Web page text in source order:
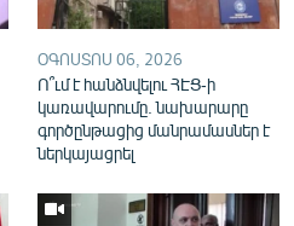
ՕԳՈՍՏՈՍ 06, 2026
Ո՞ւմ է հանձնվելու ՀԷՑ-ի
կառավարումը. նախարարը
գործընթացից մանրամասներ է
ներկայացրել